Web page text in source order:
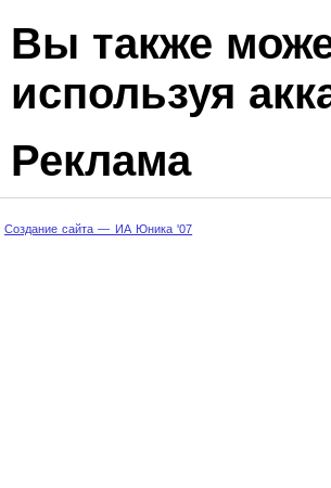
Вы также
используя
Реклама
Создание сайта — ИА Юника '07